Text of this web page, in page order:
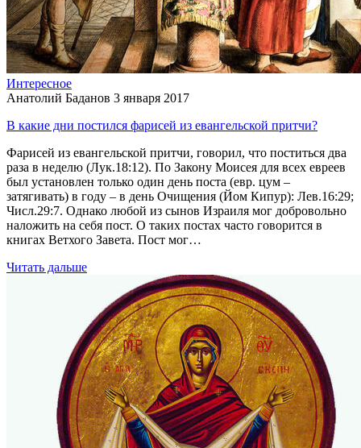
Интересное
Анатолий Баданов 3 января 2017
В какие дни постился фарисей из евангельской притчи?
Фарисей из евангельской притчи, говорил, что поститься два
раза в неделю (Лук.18:12). По Закону Моисея для всех евреев
был установлен только один день поста (евр. цум –
затягивать) в году – в день Очищения (Йом Кипур): Лев.16:29;
Числ.29:7. Однако любой из сынов Израиля мог добровольно
наложить на себя пост. О таких постах часто говорится в
книгах Ветхого Завета. Пост мог…
Читать дальше